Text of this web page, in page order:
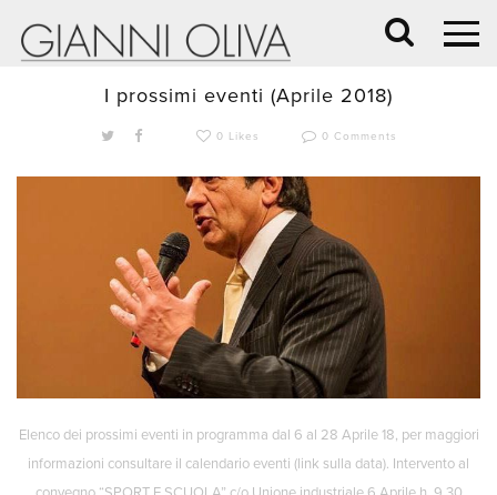
4 Aprile 2018 /BLOG
I prossimi eventi (Aprile 2018)
0 Likes 0 Comments
Elenco dei prossimi eventi in programma dal 6 al 28 Aprile 18, per maggiori
informazioni consultare il calendario eventi (link sulla data). Intervento al